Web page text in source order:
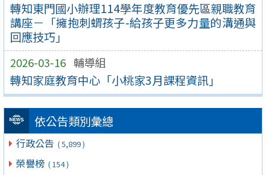
轉知東門國小辦理114學年度教育優先區親職教育
講座－「擁抱刺蝟孩子-給孩子更多力量的溝通與
回應技巧」
2026-03-16 輔導組
轉知家庭教育中心「小桃家3月課程資訊」
依公告類別彙總
行政公告 ( 5,899 )
榮譽榜 ( 154 )